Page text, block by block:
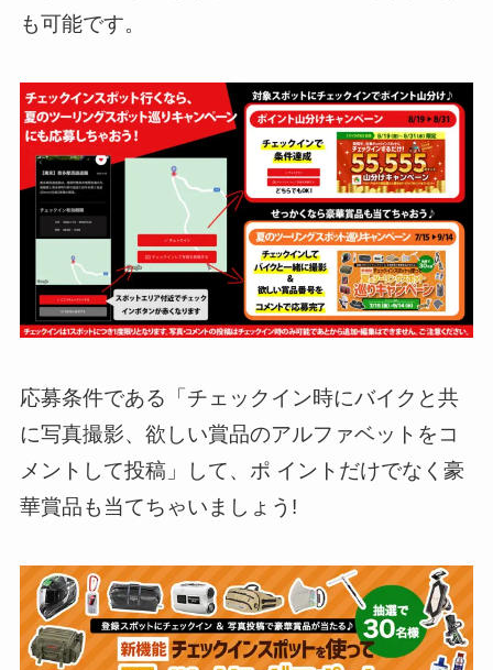
も可能です。
応募条件である「チェックイン時にバイクと共
に写真撮影、欲しい賞品のアルファベットをコ
メントして投稿」して、ポ イントだけでなく豪
華賞品も当てちゃいましょう!